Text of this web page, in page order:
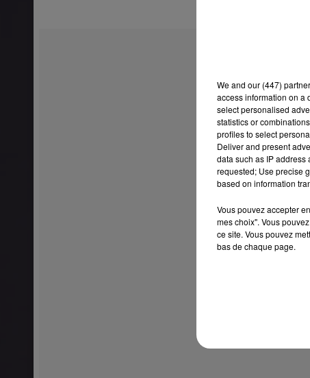
We and our (447)
access information on a
select personalised
statistics or
profiles to select
Deliver and present
data such as IP
requested; Use precise
based on information
Vous pouvez accepter
mes choix". Vous
ce site. Vous pouvez
bas de chaque page.